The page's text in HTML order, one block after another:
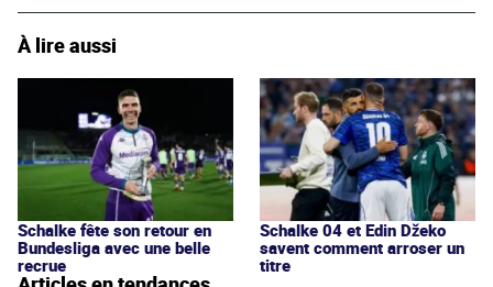
À lire aussi
Schalke fête son retour en
Bundesliga avec une belle
recrue
Schalke 04 et Edin Džeko
savent comment arroser un
titre